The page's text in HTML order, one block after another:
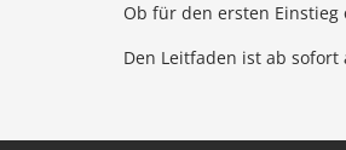
Ob für den ersten
Den Leitfaden ist ab